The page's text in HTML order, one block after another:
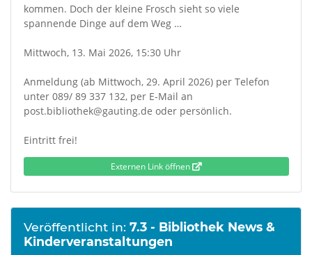
kommen. Doch der kleine Frosch sieht so viele
spannende Dinge auf dem Weg …
Mittwoch, 13. Mai 2026, 15:30 Uhr
Anmeldung (ab Mittwoch, 29. April 2026) per Telefon
unter 089/ 89 337 132, per E-Mail an
post.bibliothek@gauting.de oder persönlich.
Eintritt frei!
Externen Link öffnen
Veröffentlicht in: 7.3 - Bibliothek News &
Kinderveranstaltungen